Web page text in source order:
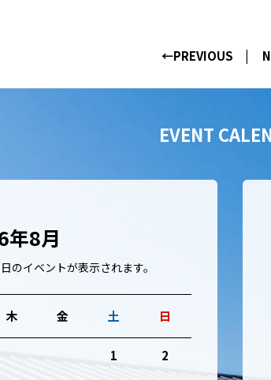
←PREVIOUS
EVENT
年8月
のイベントが表示されます。
木 金 土 日
1 2